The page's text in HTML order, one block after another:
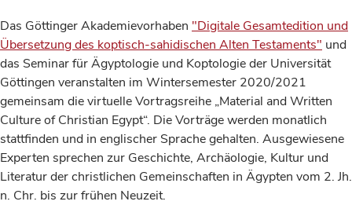
Das Göttinger Akademievorhaben "Digitale Gesamtedition und
Übersetzung des koptisch-sahidischen Alten Testaments" und
das Seminar für Ägyptologie und Koptologie der Universität
Göttingen veranstalten im Wintersemester 2020/2021
gemeinsam die virtuelle Vortragsreihe „Material and Written
Culture of Christian Egypt“. Die Vorträge werden monatlich
stattfinden und in englischer Sprache gehalten. Ausgewiesene
Experten sprechen zur Geschichte, Archäologie, Kultur und
Literatur der christlichen Gemeinschaften in Ägypten vom 2. Jh.
n. Chr. bis zur frühen Neuzeit.